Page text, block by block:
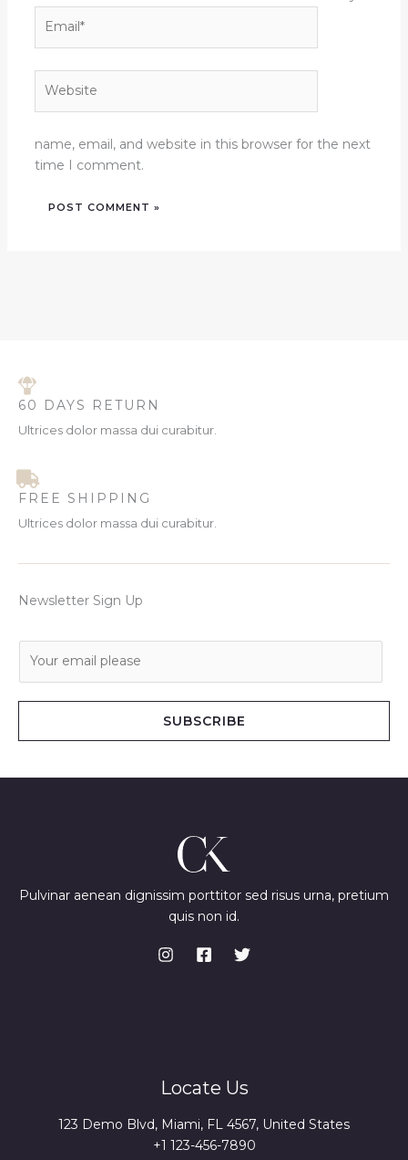
name, email, and website in this browser for the next
time I comment.
60 DAYS RETURN
Ultrices dolor massa dui curabitur.
FREE SHIPPING
Ultrices dolor massa dui curabitur.
Newsletter Sign Up
SUBSCRIBE
Pulvinar aenean dignissim porttitor sed risus urna, pretium
quis non id.
Locate Us
123 Demo Blvd, Miami, FL 4567, United States
+1 123-456-7890